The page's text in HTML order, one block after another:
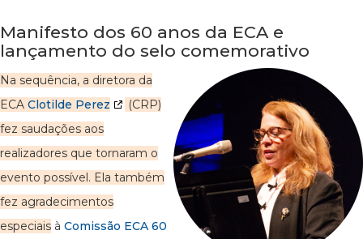
Manifesto dos 60 anos da ECA e
lançamento do selo comemorativo
Na sequência, a diretora da
ECA Clotilde Perez
(CRP)
fez saudações aos
realizadores que tornaram o
evento possível. Ela também
fez agradecimentos
especiais à Comissão ECA 60